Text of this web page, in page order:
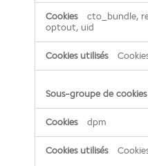
cto_bundle,
optout, uid
dpm